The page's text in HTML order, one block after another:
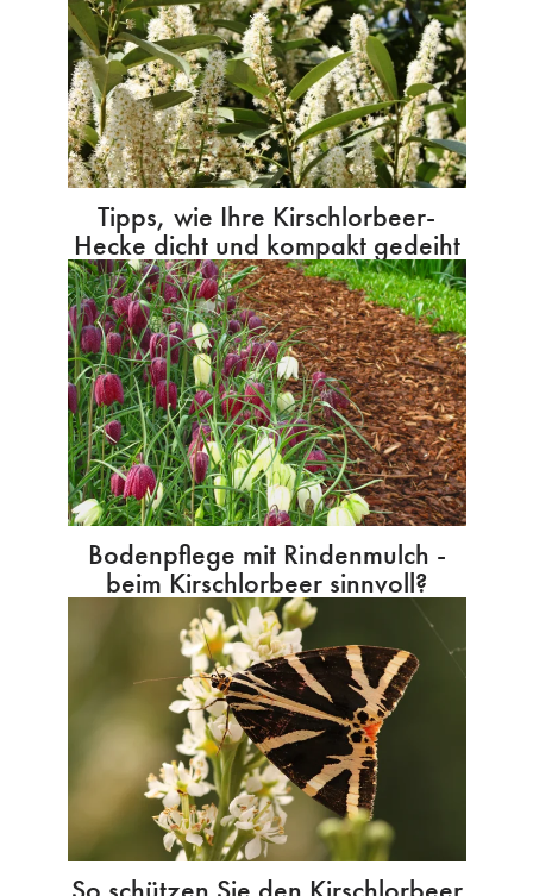
Tipps, wie Ihre Kirschlorbeer-
Hecke dicht und kompakt gedeiht
Bodenpflege mit Rindenmulch -
beim Kirschlorbeer sinnvoll?